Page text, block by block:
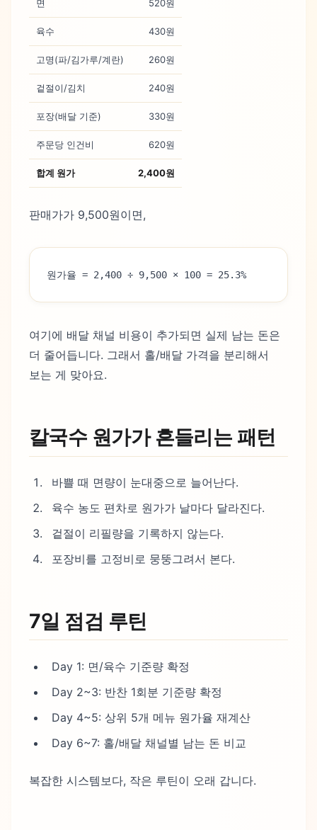
면 520원
육수 430원
고명(파/김가루/계란) 260원
겉절이/김치 240원
포장(배달 기준) 330원
주문당 인건비 620원
합계 원가 2,400원
판매가가 9,500원이면,
원가율 = 2,400 ÷ 9,500 × 100 = 25.3%
여기에 배달 채널 비용이 추가되면 실제 남는 돈은
더 줄어듭니다. 그래서 홀/배달 가격을 분리해서
보는 게 맞아요.
칼국수 원가가 흔들리는 패턴
바쁠 때 면량이 눈대중으로 늘어난다.
육수 농도 편차로 원가가 날마다 달라진다.
겉절이 리필량을 기록하지 않는다.
포장비를 고정비로 뭉뚱그려서 본다.
7일 점검 루틴
Day 1: 면/육수 기준량 확정
Day 2~3: 반찬 1회분 기준량 확정
Day 4~5: 상위 5개 메뉴 원가율 재계산
Day 6~7: 홀/배달 채널별 남는 돈 비교
복잡한 시스템보다, 작은 루틴이 오래 갑니다.